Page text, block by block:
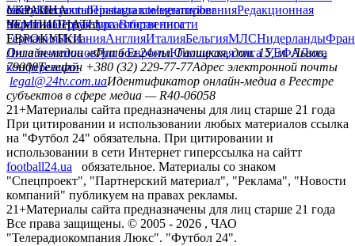
сайтуКонтактыПравила комментированияРедакционная
политикаСтруктура собственности
facebookxyoutubeinstagramtelegramviber
УКРАИНА
УкраинаПервая лигаВторая лига
ЧЕМПИОНАТЫ
ГерманияИспанияАнглияИталияБельгияМЛСНидерланды
ЕВРОКУБКИ
Лига чемпионовЛига ЕвропыЮношеская лига УЕФАЛига
конференций
Онлайн-медиа «Футбол 24»пл. Галицкая, дом. 15, м. Львов,
79008Телефон +380 (32) 229-77-77Адрес электронной почты
legal@24tv.com.uaИдентификатор онлайн-медиа в Реестре
субъектов в сфере медиа — R40-06058
21+Материалы сайта предназначены для лиц старше 21 года
При цитировании и использовании любых материалов ссылка
на "Футбол 24" обязательна. При цитировании и
использовании в сети Интернет гиперссылка на сайтт
football24.ua
обязательное. Материалы со знаком
"Спецпроект", "Партнерский материал", "Реклама", "Новости
компаний" публикуем на правах рекламы.
21+Материалы сайта предназначены для лиц старше 21 года
Все права защищены. © 2005 - 2026 , ЧАО
"Телерадиокомпания Люкс". "Футбол 24".